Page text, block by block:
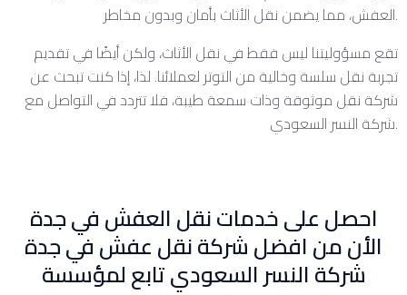
العفش، مما يضمن نقل الأثاث بأمان وبدون مخاطر.
تقع مسؤوليتنا ليس فقط في نقل الأثاث، ولكن أيضًا في تقديم
تجربة نقل سلسة وخالية من التوتر لعملائنا. لذا، إذا كنت تبحث عن
شركة نقل موثوقة وذات سمعة طيبة، فلا تتردد في التواصل مع
شركة النسر السعودي.
احصل على خدمات نقل العفش في جدة
الأن من افضل شركة نقل عفش في جدة
شركة النسر السعودي تابع لمؤسسة